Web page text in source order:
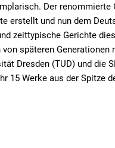
Der
erstellt und nun dem
zeittypische Gerichte
späteren
Dresden (TUD) und die
15 Werke aus der Spitze